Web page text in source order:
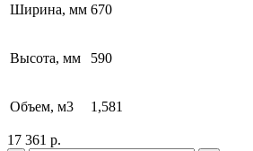
Ширина, мм 670
Высота, мм 590
Объем, м3 1,581
17 361 р.